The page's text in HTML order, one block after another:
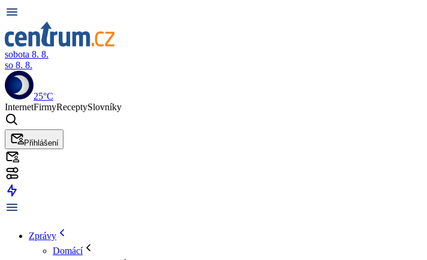
sobota 8. 8.
so 8. 8.
25°C
InternetFirmyReceptySlovníky
Přihlášení
Zprávy
Domácí